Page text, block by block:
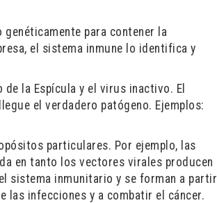
para contener la
el sistema inmune lo identifica y
la Espícula y el virus inactivo. El
el verdadero patógeno. Ejemplos:
particulares. Por ejemplo, las
en tanto los vectores virales producen
sistema inmunitario y se forman a partir
las infecciones y a combatir el cáncer.